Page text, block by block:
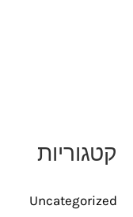
קטגוריות
Uncategorized